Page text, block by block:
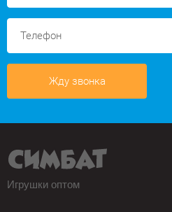
Жду звонка
Игрушки оптом